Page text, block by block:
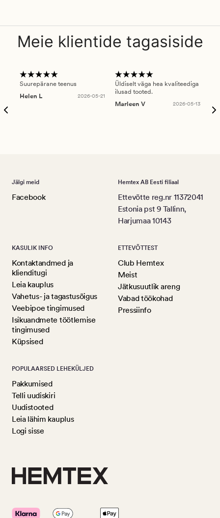
Meie klientide tagasiside
Suurepärane teenus
Helen L
2026-05-21
Üldiselt väga hea kvaliteediga
ilusad tooted.
Marleen V
2026-05-13
Jälgi meid
Facebook
Hemtex AB Eesti filiaal
Ettevõtte reg.nr 11372041
Estonia pst 9 Tallinn,
Harjumaa 10143
KASULIK INFO
Kontaktandmed ja
klienditugi
Leia kauplus
Vahetus- ja tagastusõigus
Veebipoe tingimused
Isikuandmete töötlemise
tingimused
Küpsised
ETTEVÕTTEST
Club Hemtex
Meist
Jätkusuutlik areng
Vabad töökohad
Pressiinfo
POPULAARSED LEHEKÜLJED
Pakkumised
Telli uudiskiri
Uudistooted
Leia lähim kauplus
Logi sisse